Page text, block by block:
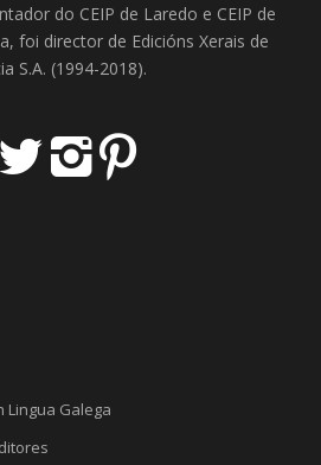
do CEIP de Laredo e CEIP de
foi director de Edicións Xerais de
S.A. (1994-2018).
Lingua Galega